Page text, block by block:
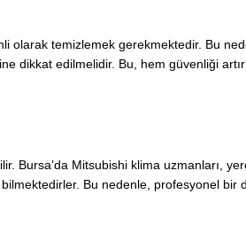
olarak temizlemek gerekmektedir. Bu
dikkat edilmelidir. Bu, hem güvenliği
Bursa’da Mitsubishi klima uzmanları,
Bu nedenle, profesyonel bir